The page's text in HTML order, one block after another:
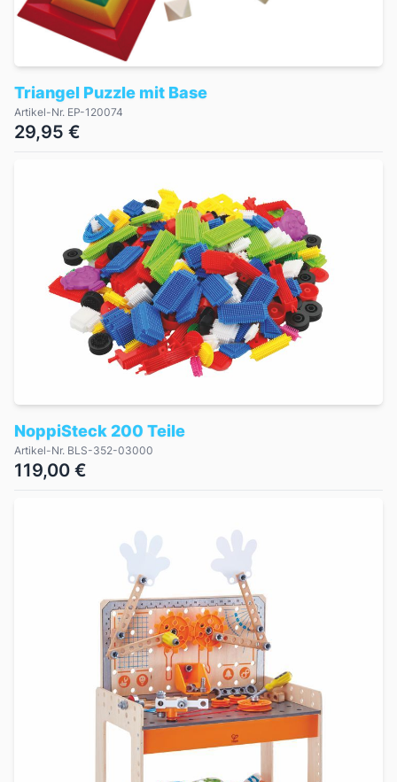
Triangel Puzzle mit Base
Artikel-Nr. EP-120074
29,95 €
NoppiSteck 200 Teile
Artikel-Nr. BLS-352-03000
119,00 €